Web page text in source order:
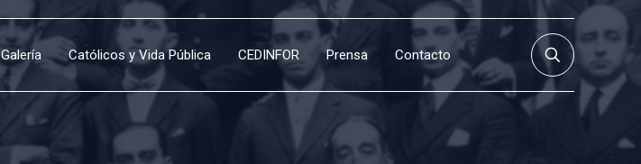
Galería Católicos y Vida Pública CEDINFOR Prensa Contacto